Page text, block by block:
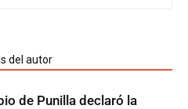
del autor
de Punilla declaró la